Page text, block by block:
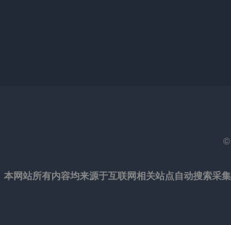
©
本网站所有内容均来源于互联网相关站点自动搜索采